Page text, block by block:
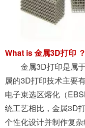
What is 金属3D打印 ？
金属3D打印是属于
属的3D打印技术主要
电子束选区熔化（
统工艺相比，金属3D
个性化设计并制作复